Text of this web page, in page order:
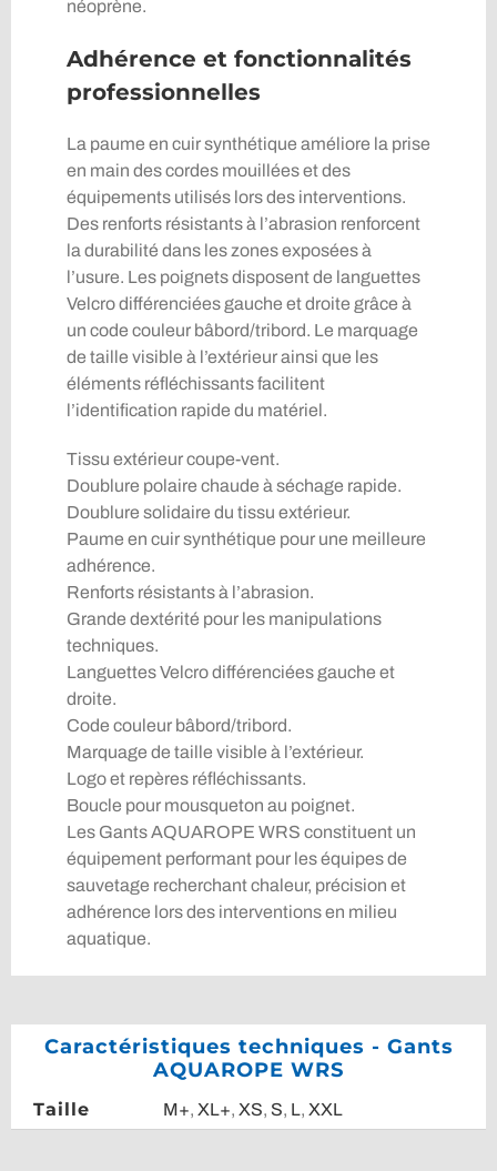
néoprène.
Adhérence et fonctionnalités
professionnelles
La paume en cuir synthétique améliore la prise
en main des cordes mouillées et des
équipements utilisés lors des interventions.
Des renforts résistants à l’abrasion renforcent
la durabilité dans les zones exposées à
l’usure. Les poignets disposent de languettes
Velcro différenciées gauche et droite grâce à
un code couleur bâbord/tribord. Le marquage
de taille visible à l’extérieur ainsi que les
éléments réfléchissants facilitent
l’identification rapide du matériel.
Tissu extérieur coupe-vent.
Doublure polaire chaude à séchage rapide.
Doublure solidaire du tissu extérieur.
Paume en cuir synthétique pour une meilleure
adhérence.
Renforts résistants à l’abrasion.
Grande dextérité pour les manipulations
techniques.
Languettes Velcro différenciées gauche et
droite.
Code couleur bâbord/tribord.
Marquage de taille visible à l’extérieur.
Logo et repères réfléchissants.
Boucle pour mousqueton au poignet.
Les Gants AQUAROPE WRS constituent un
équipement performant pour les équipes de
sauvetage recherchant chaleur, précision et
adhérence lors des interventions en milieu
aquatique.
Caractéristiques techniques - Gants
AQUAROPE WRS
Taille M+, XL+, XS, S, L, XXL